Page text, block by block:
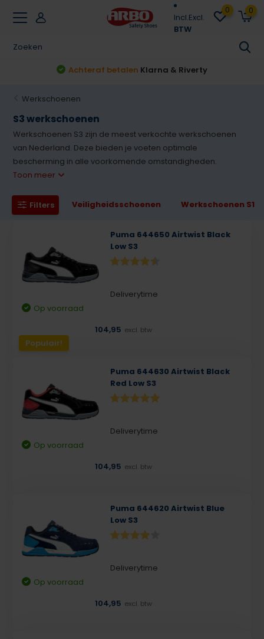
Incl.Excl.
BTW
0 0
Achteraf betalen Klarna & Riverty
Werkschoenen
S3 werkschoenen
Werkschoenen S3 zijn de meest verkochte werkschoenen
van Nederland. Deze bieden je voeten optimale
bescherming in alle voorkomende omstandigheden.
Toon meer
Filters Veiligheidsschoenen Werkschoenen S1
Populair!
Puma 644650 Airtwist Black
Low S3
Deliverytime
Op voorraad
104,95 excl. btw
Puma 644630 Airtwist Black
Red Low S3
Deliverytime
Op voorraad
104,95 excl. btw
Puma 644620 Airtwist Blue
Low S3
Deliverytime
Op voorraad
104,95 excl. btw